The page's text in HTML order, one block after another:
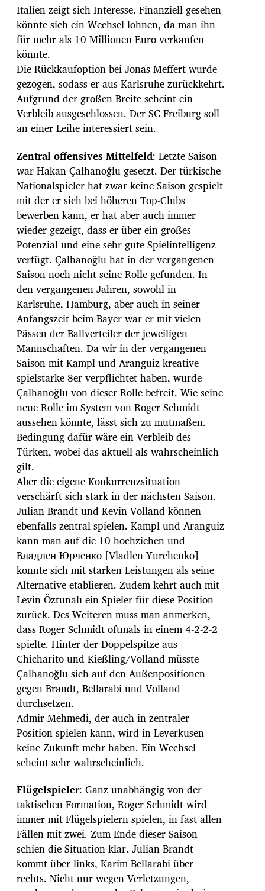
Italien zeigt sich Interesse. Finanziell gesehen
könnte sich ein Wechsel lohnen, da man ihn
für mehr als 10 Millionen Euro verkaufen
könnte.
Die Rückkaufoption bei Jonas Meffert wurde
gezogen, sodass er aus Karlsruhe zurückkehrt.
Aufgrund der großen Breite scheint ein
Verbleib ausgeschlossen. Der SC Freiburg soll
an einer Leihe interessiert sein.
Zentral offensives Mittelfeld: Letzte Saison
war Hakan Çalhanoğlu gesetzt. Der türkische
Nationalspieler hat zwar keine Saison gespielt
mit der er sich bei höheren Top-Clubs
bewerben kann, er hat aber auch immer
wieder gezeigt, dass er über ein großes
Potenzial und eine sehr gute Spielintelligenz
verfügt. Çalhanoğlu hat in der vergangenen
Saison noch nicht seine Rolle gefunden. In
den vergangenen Jahren, sowohl in
Karlsruhe, Hamburg, aber auch in seiner
Anfangszeit beim Bayer war er mit vielen
Pässen der Ballverteiler der jeweiligen
Mannschaften. Da wir in der vergangenen
Saison mit Kampl und Aranguiz kreative
spielstarke 8er verpflichtet haben, wurde
Çalhanoğlu von dieser Rolle befreit. Wie seine
neue Rolle im System von Roger Schmidt
aussehen könnte, lässt sich zu mutmaßen.
Bedingung dafür wäre ein Verbleib des
Türken, wobei das aktuell als wahrscheinlich
gilt.
Aber die eigene Konkurrenzsituation
verschärft sich stark in der nächsten Saison.
Julian Brandt und Kevin Volland können
ebenfalls zentral spielen. Kampl und Aranguiz
kann man auf die 10 hochziehen und
Владлен Юрченко [Vladlen Yurchenko]
konnte sich mit starken Leistungen als seine
Alternative etablieren. Zudem kehrt auch mit
Levin Öztunalı ein Spieler für diese Position
zurück. Des Weiteren muss man anmerken,
dass Roger Schmidt oftmals in einem 4-2-2-2
spielte. Hinter der Doppelspitze aus
Chicharito und Kießling/Volland müsste
Çalhanoğlu sich auf den Außenpositionen
gegen Brandt, Bellarabi und Volland
durchsetzen.
Admir Mehmedi, der auch in zentraler
Position spielen kann, wird in Leverkusen
keine Zukunft mehr haben. Ein Wechsel
scheint sehr wahrscheinlich.
Flügelspieler: Ganz unabhängig von der
taktischen Formation, Roger Schmidt wird
immer mit Flügelspielern spielen, in fast allen
Fällen mit zwei. Zum Ende dieser Saison
schien die Situation klar. Julian Brandt
kommt über links, Karim Bellarabi über
rechts. Nicht nur wegen Verletzungen,